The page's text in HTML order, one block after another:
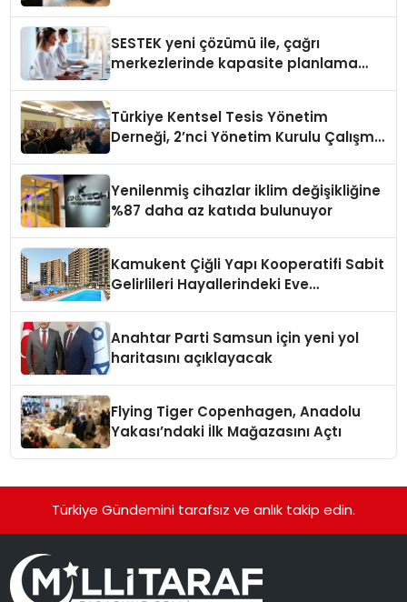
SESTEK yeni çözümü ile, çağrı
merkezlerinde kapasite planlama
Türkiye Kentsel Tesis Yönetim
Derneği, 2’nci Yönetim Kurulu Çalışma
Yenilenmiş cihazlar iklim değişikliğine
%87 daha az katıda bulunuyor
Kamukent Çiğli Yapı Kooperatifi Sabit
Gelirlileri Hayallerindeki Eve
Anahtar Parti Samsun için yeni yol
haritasını açıklayacak
Flying Tiger Copenhagen, Anadolu
Yakası’ndaki İlk Mağazasını Açtı
Türkiye Gündemini tarafsız ve anlık takip edin.